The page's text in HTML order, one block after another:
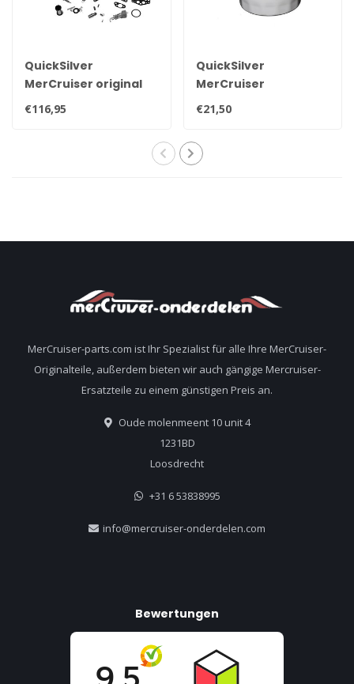
QuickSilver
MerCruiser original
Vergaser-
Reparatursatz
€116,95
QuickSilver
MerCruiser
Kraftstoff- und
Wasserabscheiderfilter
€21,50
MerCruiser-parts.com ist Ihr Spezialist für alle Ihre MerCruiser-
Originalteile, außerdem bieten wir auch gängige Mercruiser-
Ersatzteile zu einem günstigen Preis an.
Oude molenmeent 10 unit 4
1231BD
Loosdrecht
+31 6 53838995
info@mercruiser-onderdelen.com
Bewertungen